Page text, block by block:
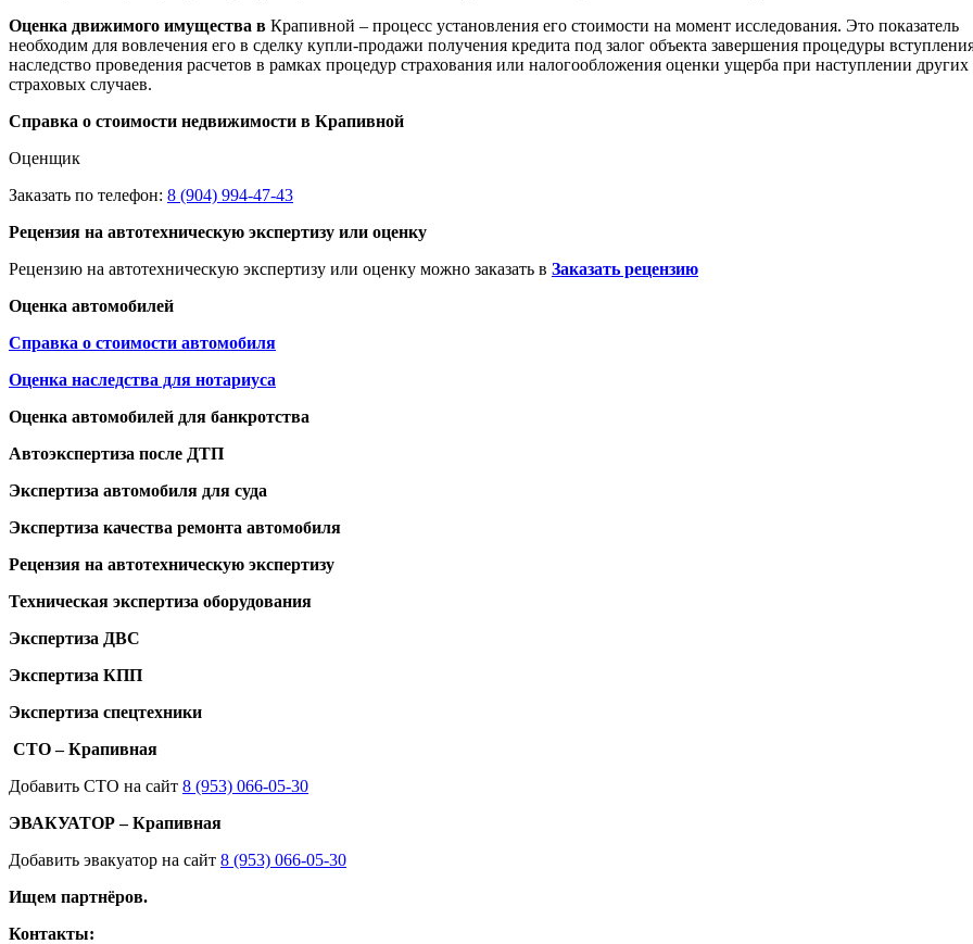
Оценка движимого имущества в Крапивной – процесс установления его стоимости на момент исследования. Это показатель
необходим для вовлечения его в сделку купли-продажи получения кредита под залог объекта завершения процедуры
наследство проведения расчетов в рамках процедур страхования или налогообложения оценки ущерба при наступлении других
страховых случаев.
Справка о стоимости недвижимости в Крапивной
Оценщик
Заказать по телефон: 8 (904) 994-47-43
Рецензия на автотехническую экспертизу или оценку
Рецензию на автотехническую экспертизу или оценку можно заказать в Заказать рецензию
Оценка автомобилей
Справка о стоимости автомобиля
Оценка наследства для нотариуса
Оценка автомобилей для банкротства
Автоэкспертиза после ДТП
Экспертиза автомобиля для суда
Экспертиза качества ремонта автомобиля
Рецензия на автотехническую экспертизу
Техническая экспертиза оборудования
Экспертиза ДВС
Экспертиза КПП
Экспертиза спецтехники
СТО – Крапивная
Добавить СТО на сайт 8 (953) 066-05-30
ЭВАКУАТОР – Крапивная
Добавить эвакуатор на сайт 8 (953) 066-05-30
Ищем партнёров.
Контакты: